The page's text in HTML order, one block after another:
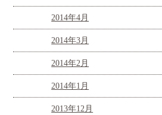
2014年4月
2014年3月
2014年2月
2014年1月
2013年12月